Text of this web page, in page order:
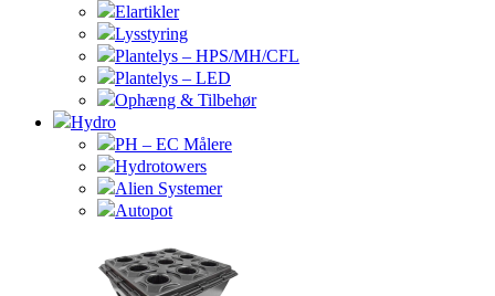
Elartikler
Lysstyring
Plantelys – HPS/MH/CFL
Plantelys – LED
Ophæng & Tilbehør
Hydro
PH – EC Målere
Hydrotowers
Alien Systemer
Autopot